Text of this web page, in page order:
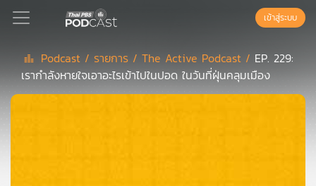
Podcast
เข้าสู่ระบบ
Podcast / รายการ /The Active Podcast / EP. 229:
เรากำลังหายใจเอาอะไรเข้าไปในปอด ในวันที่ฝุ่นคลุมเมือง